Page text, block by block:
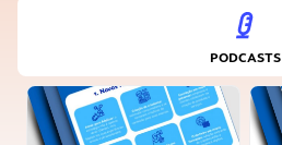
PODCASTS